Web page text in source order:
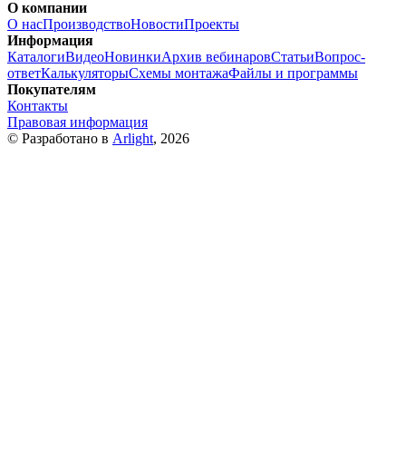
О компании
О насПроизводствоНовостиПроекты
Информация
КаталогиВидеоНовинкиАрхив вебинаровСтатьиВопрос-
ответКалькуляторыСхемы монтажаФайлы и программы
Покупателям
Контакты
Правовая информация
© Разработано в Arlight, 2026